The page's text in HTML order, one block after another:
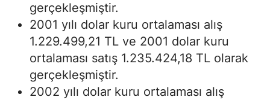
gerçekleşmiştir.
2001 yılı dolar kuru ortalaması alış
1.229.499,21 TL ve 2001 dolar kuru
ortalaması satış 1.235.424,18 TL olarak
gerçekleşmiştir.
2002 yılı dolar kuru ortalaması alış